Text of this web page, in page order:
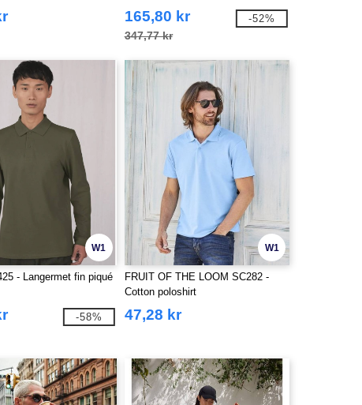
165,80 kr
347,77 kr
-52%
W1
- Langermet fin piqué
-58%
W1
FRUIT OF THE LOOM SC282 -
Cotton poloshirt
47,28 kr